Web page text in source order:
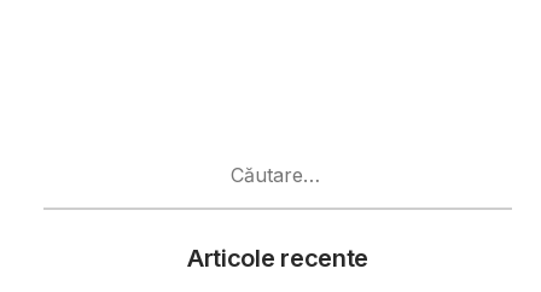
Articole recente